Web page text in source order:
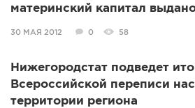
материнский капитал
30 МАЯ 2012 0 58
Нижегородстат подведет
Всероссийской переписи
территории региона